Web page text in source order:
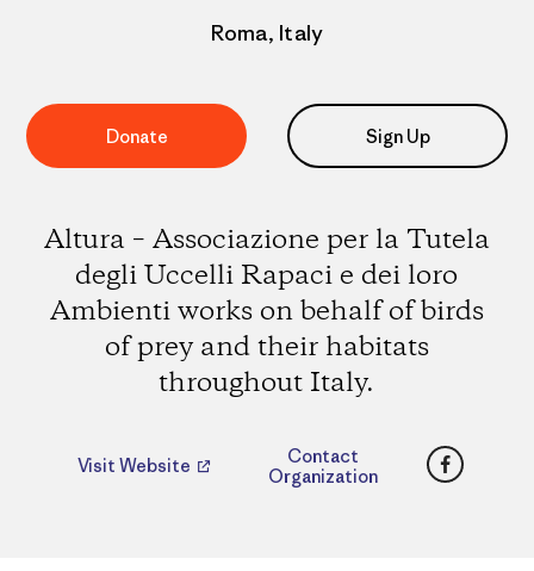
Roma, Italy
Donate Sign Up
Altura – Associazione per la Tutela
degli Uccelli Rapaci e dei loro
Ambienti works on behalf of birds
of prey and their habitats
throughout Italy.
Visit Website
Contact
Organization